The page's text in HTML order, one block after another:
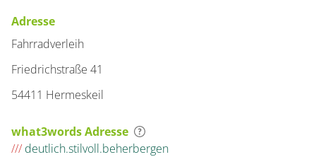
Adresse
Fahrradverleih
Friedrichstraße 41
54411 Hermeskeil
what3words Adresse
/// deutlich.stilvoll.beherbergen